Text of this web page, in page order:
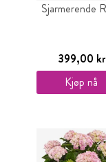
Sjarmerende
399,00 kr
Kjøp nå